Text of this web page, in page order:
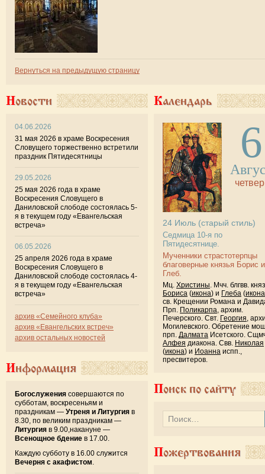
Вернуться на предыдущую страницу
Новости
04.06.2026
31 мая 2026 в храме Воскресения
Словущего торжественно встретили
праздник Пятидесятницы
29.05.2026
25 мая 2026 года в храме
Воскресения Словущего в
Даниловской слободе состоялась 5-
я в текущем году «Евангельская
встреча»
06.05.2026
25 апреля 2026 года в храме
Воскресения Словущего в
Даниловской слободе состоялась 4-
я в текущем году «Евангельская
встреча»
архив «Семейного клуба»
архив «Евангельских встреч»
архив остальных новостей
Информация
Богослужения совершаются по
субботам, воскресеньям и
праздникам — Утреня и Литургия в
8.30, по великим праздникам —
Литургия в 9.00,накануне —
Всенощное бдение в 17.00.
Каждую субботу в 16.00 служится
Вечерня с акафистом
Календарь
6
24 Июль (старый стиль)
Седмица 10-я по
Пятидесятнице.
Мученники страстотерпцы
благоверные князья Борис и
Глеб.
Мц. Христины . Мчч. блгвв.
Бориса (икона) и Глеба (икона
св. Крещении Романа и
Прп. Поликарпа , архим.
Печерского. Свт. Георгия ,
Могилевского. Обретение
прп. Далмата Исетского.
Алфея диакона. Свв. Николая
(икона) и Иоанна испп.,
пресвитеров.
Поиск по сайту
Пожертвования